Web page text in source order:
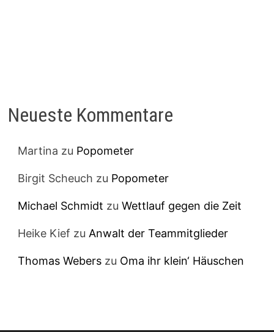
Neueste Kommentare
Martina zu Popometer
Birgit Scheuch zu Popometer
Michael Schmidt zuWettlauf gegen die Zeit
Heike Kief zuAnwalt der Teammitglieder
Thomas Webers zu Oma ihr klein‘ Häuschen